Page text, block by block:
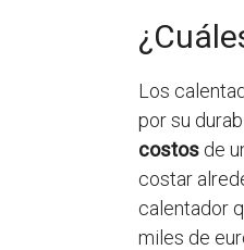
Los
por su
costos de
costar
calentador
miles de